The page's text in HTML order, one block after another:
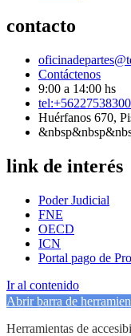
contacto
Contáctenos
9:00 a 14:00 hs
tel:+56227538300
Huérfanos 670,
link de interés
Poder Judicial
FNE
OECD
ICN
Portal pago de
Ir al contenido
Abrir barra de
Herramientas de